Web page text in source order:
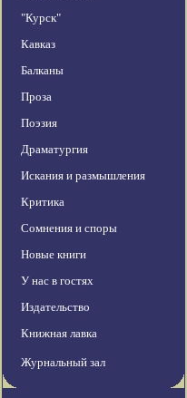
"Курск"
Кавказ
Балканы
Проза
Поэзия
Драматургия
Искания и размышления
Критика
Сомнения и споры
Новые книги
У нас в гостях
Издательство
Книжная лавка
Журнальный зал